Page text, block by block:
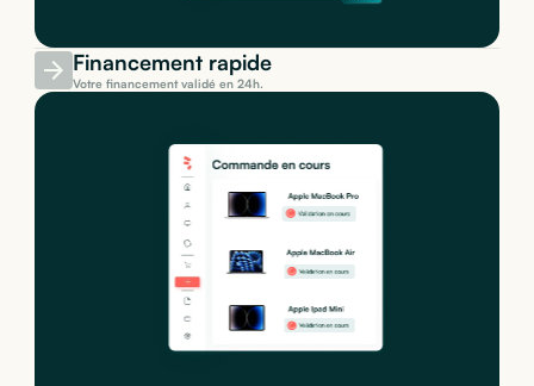
Financement rapide
Votre financement validé en 24h.